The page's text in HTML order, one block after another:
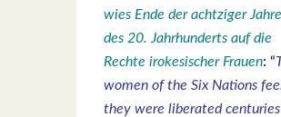
wies Ende der acht­zi­ger Jah­re
des 20. Jahr­hun­derts auf die
Rech­te iro­ke­si­scher Frau­en: “
women of the Six Nati­ons
they were libe­ra­ted cen­tu­ries